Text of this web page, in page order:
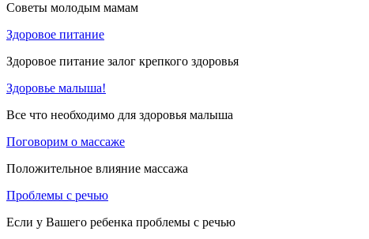
Советы молодым мамам
Здоровое питание
Здоровое питание залог крепкого здоровья
Здоровье малыша!
Все что необходимо для здоровья малыша
Поговорим о массаже
Положительное влияние массажа
Проблемы с речью
Если у Вашего ребенка проблемы с речью